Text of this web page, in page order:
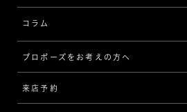
[セッテイングから選ぶ]
ソリテール
ワンサイドメレ
コラム
インタビュー
指輪
プロポーズをお考えの方へ
来店予約